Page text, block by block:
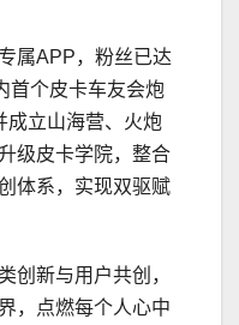
属APP，粉丝已达
首个皮卡车友会炮
成立山海营、火炮
级皮卡学院，整合
体系，实现双驱赋
创新与用户共创，
，点燃每个人心中